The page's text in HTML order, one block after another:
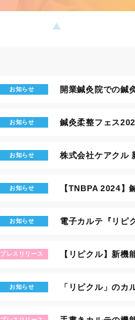
お知らせ 開業鍼灸院での鍼
お知らせ 鍼灸柔整フェス
お知らせ 株式会社ケアクル
お知らせ 【TNBPA 2024】
お知らせ 電子カルテ『リピ
プレスリリース 【リピクル】新機
お知らせ 「リピクル」のカ